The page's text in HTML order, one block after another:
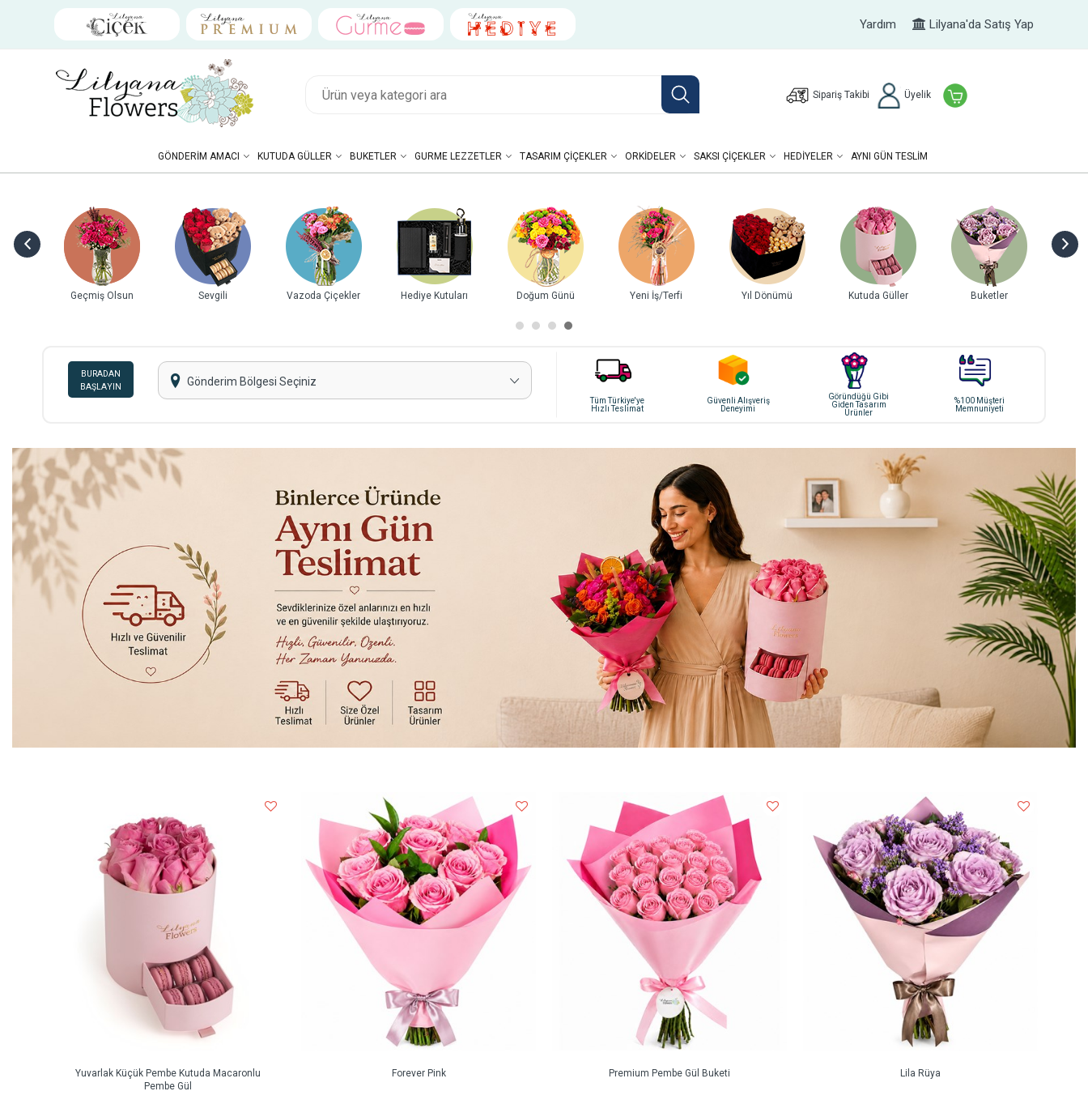
Yardım Lilyana'da Satış Yap
Sipariş Takibi Üyelik
GÖNDERIM AMACI KUTUDA GÜLLER BUKETLER GURME LEZZETLER TASARIM ÇIÇEKLER ORKIDELER SAKSI ÇIÇEKLER HEDIYELER AYNI GÜN TESLİM
Geçmiş Olsun Sevgili Vazoda Çiçekler Hediye Kutuları Doğum Günü Yeni İş/Terfi Yıl Dönümü Kutuda Güller Buketler
BURADAN
BAŞLAYIN
Gönderim Bölgesi Seçiniz
Tüm Türkiye'ye
Hızlı Teslimat
Güvenli Alışveriş
Deneyimi
Göründüğü Gibi
Giden Tasarım
Ürünler
%100 Müşteri
Memnuniyeti
Yuvarlak Küçük Pembe Kutuda Macaronlu
Pembe Gül
Forever Pink Premium Pembe Gül Buketi Lila Rüya